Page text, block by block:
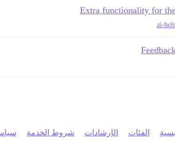
Extra functionality for
ai-
الفئات الإرشادات شروط الخدمة